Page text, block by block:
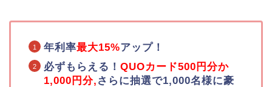
年利率最大15%アップ！
必ずもらえる！ QUOカード500円分か
1,000円分, さらに抽選で1,000名様に豪